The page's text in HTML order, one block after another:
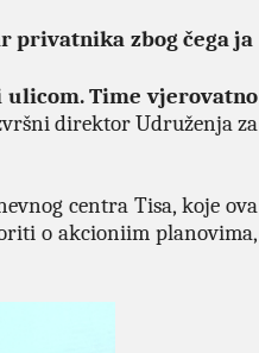
privatnika zbog čega ja
ulicom. Time vjerovatno
direktor Udruženja za
centra Tisa, koje ova
o akcioniim planovima,